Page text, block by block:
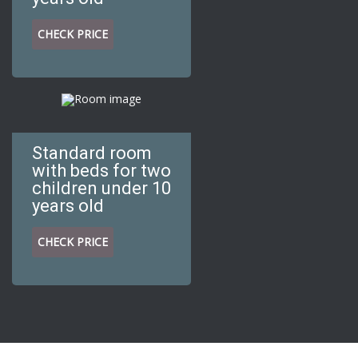
CHECK PRICE
Standard room
with beds for two
children under 10
years old
CHECK PRICE